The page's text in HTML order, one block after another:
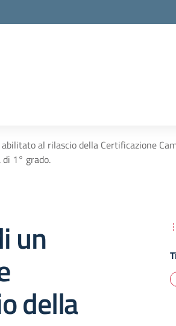
al rilascio della Certificazione
1° grado.
un
della